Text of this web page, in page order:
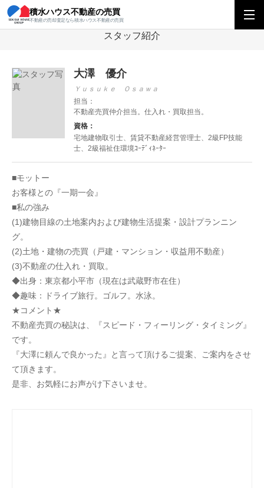
積水ハウス不動産の売買
不動産の売却査定なら積水ハウス不動産の売買
積水ハウス不動産の売買 関東エリアトップ
スタッフ紹介
大澤 優介
Ｙｕｓｕｋｅ Ｏｓａｗａ
担当：
不動産売買仲介担当。仕入れ・買取担当。
資格：
宅地建物取引士、賃貸不動産経営管理士、2級FP技能
士、2級福祉住環境ｺｰﾃﾞｨﾈｰﾀｰ
■モットー
お客様との『一期一会』
■私の強み
(1)建物目線の土地案内および建物生活提案・設計プランニン
グ。
(2)土地・建物の売買（戸建・マンション・収益用不動産）
(3)不動産の仕入れ・買取。
◆出身：東京都小平市（現在は武蔵野市在住）
◆趣味：ドライブ旅行。ゴルフ。水泳。
★コメント★
不動産売買の秘訣は、『スピード・フィーリング・タイミング』
です。
『大澤に頼んで良かった』と言って頂けるご提案、ご案内をさせ
て頂きます。
是非、お気軽にお声がけ下さいませ。